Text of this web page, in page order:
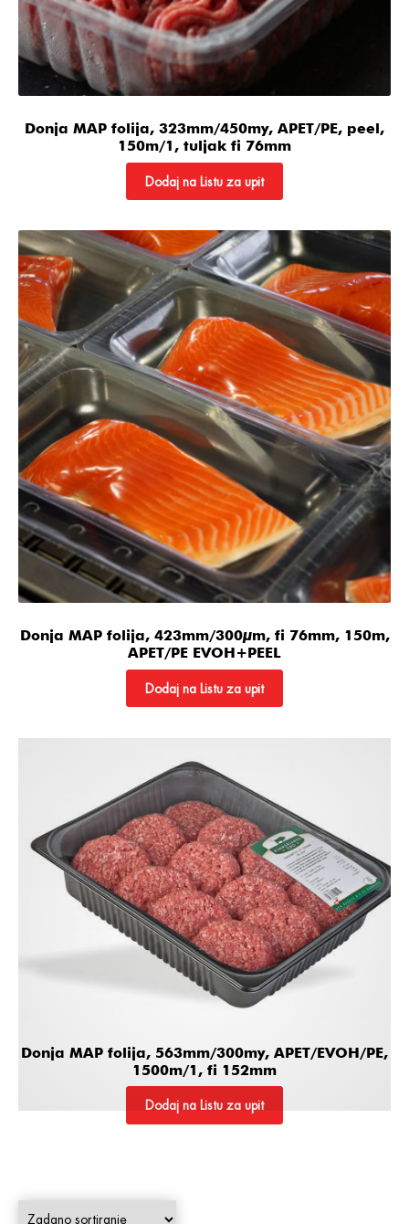
Donja MAP folija, 323mm/450my, APET/PE, peel,
150m/1, tuljak fi 76mm
Dodaj na Listu za upit
Donja MAP folija, 423mm/300µm, fi 76mm, 150m,
APET/PE EVOH+PEEL
Dodaj na Listu za upit
Donja MAP folija, 563mm/300my, APET/EVOH/PE,
1500m/1, fi 152mm
Dodaj na Listu za upit